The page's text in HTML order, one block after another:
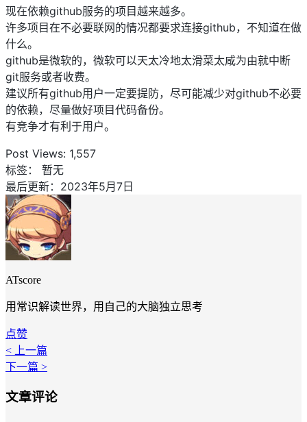
现在依赖github服务的项目越来越多。
许多项目在不必要联网的情况都要求连接github，不知道在做
什么。
github是微软的，微软可以天太冷地太滑菜太咸为由就中断
git服务或者收费。
建议所有github用户一定要提防，尽可能减少对github不必要
的依赖，尽量做好项目代码备份。
有竞争才有利于用户。
Post Views: 1,557
标签：
暂无
最后更新：2023年5月7日
ATscore
用常识解读世界，用自己的大脑独立思考
点赞
< 上一篇
下一篇 >
文章评论